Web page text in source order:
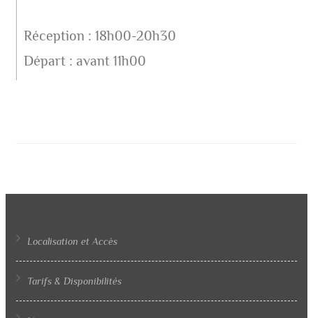
Réception : 18h00-20h30
Départ : avant 11h00
Localisation et Accès
Tarifs & Disponibilités